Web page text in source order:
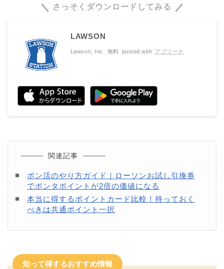
さっそくダウンロードしてみる
LAWSON
Lawson, Inc. 無料 posted with アプリーチ
関連記事
ポン活のやり方ガイド｜ローソンお試し引換券
でポンタポイントが2倍の価値になる
本当に得するポイントカード比較！持っておく
べきは共通ポイント一択
知って得するおすすめ情報